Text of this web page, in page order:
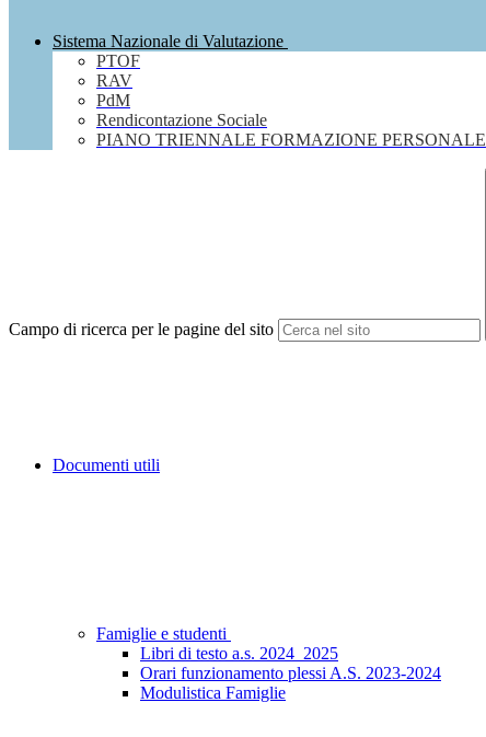
Sistema Nazionale di Valutazione
PTOF
RAV
PdM
Rendicontazione Sociale
PIANO TRIENNALE FORMAZIONE PERSONALE
Campo di ricerca per le pagine del sito
Documenti utili
Famiglie e studenti
Libri di testo a.s. 2024_2025
Orari funzionamento plessi A.S. 2023-2024
Modulistica Famiglie